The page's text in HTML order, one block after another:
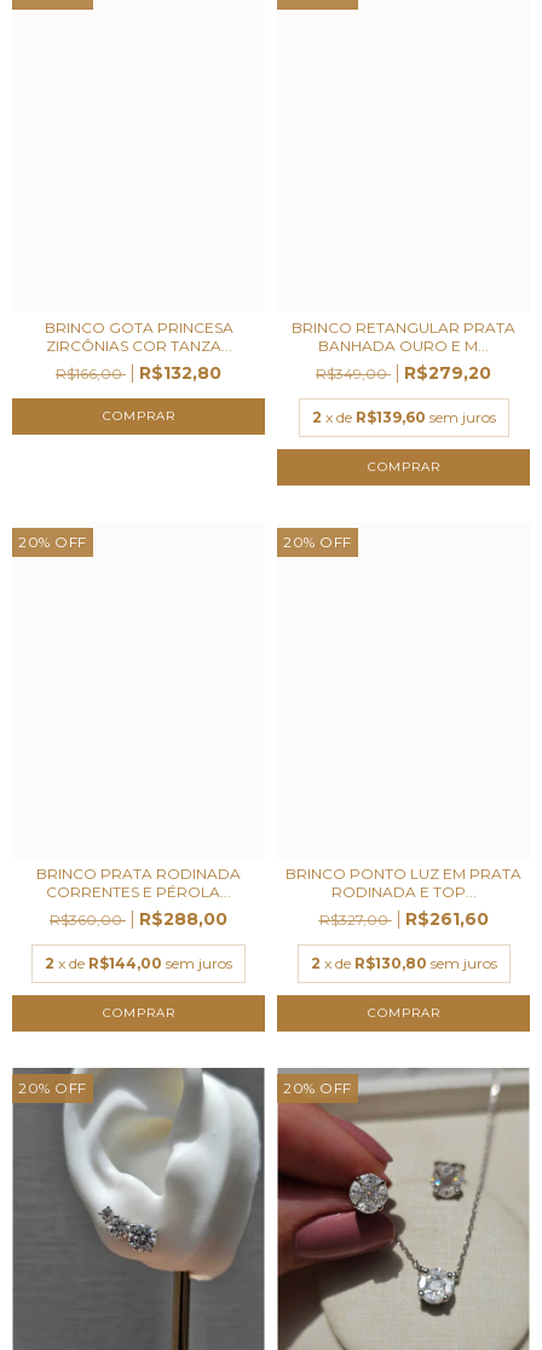
BRINCO GOTA PRINCESA
ZIRCÔNIAS COR TANZA...
R$166,00
R$132,80
BRINCO RETANGULAR PRATA
BANHADA OURO E M...
R$349,00
R$279,20
2 x de R$139,60 sem juros
20% OFF
BRINCO PRATA RODINADA
CORRENTES E PÉROLA...
R$360,00
R$288,00
2 x de R$144,00 sem juros
20% OFF
BRINCO PONTO LUZ EM PRATA
RODINADA E TOP...
R$327,00
R$261,60
2 x de R$130,80 sem juros
20% OFF 20% OFF